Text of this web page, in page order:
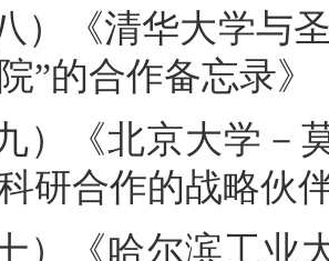
）《清华大学与
”的合作备忘录》
九）《北京大学
研合作的战略伙
十）《哈尔滨工